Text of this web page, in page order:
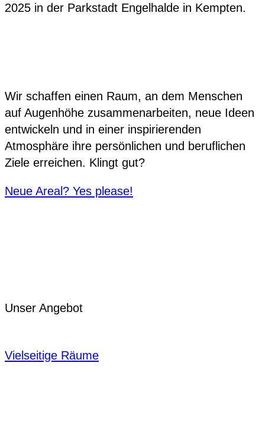
2025 in der Parkstadt Engelhalde in Kempten.
Wir schaffen einen Raum, an dem Menschen
auf Augenhöhe zusammenarbeiten, neue Ideen
entwickeln und in einer inspirierenden
Atmosphäre ihre persönlichen und beruflichen
Ziele erreichen. Klingt gut?
Neue Areal? Yes please!
Unser Angebot
Vielseitige Räume